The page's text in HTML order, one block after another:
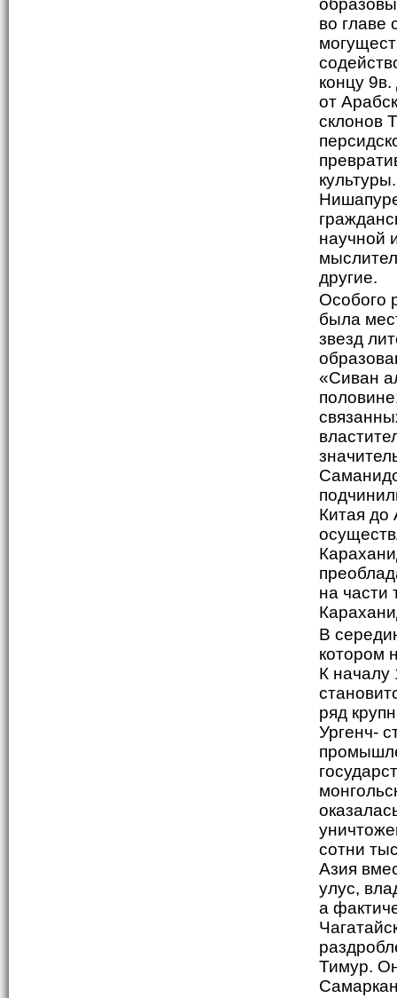
во главе
концу
от
склонов
научной
другие.
Особого
была
звезд
«Сиван
Китая до
на части
В
котором
К началу
ряд
Ургенч-
сотни
Азия
улус,
а
Тимур.